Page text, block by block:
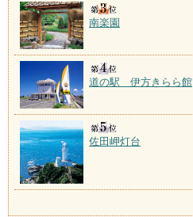
南楽園
道の駅 伊方きらら館
佐田岬灯台